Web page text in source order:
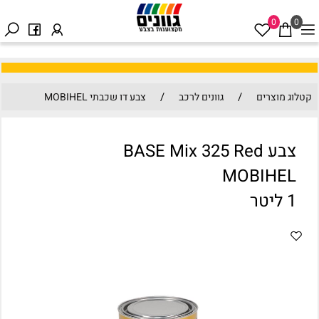
0
0
קטלוג מוצרים / גוונים לרכב / צבע דו שכבתי MOBIHEL
צבע BASE Mix 325 Red
MOBIHEL
1 ליטר